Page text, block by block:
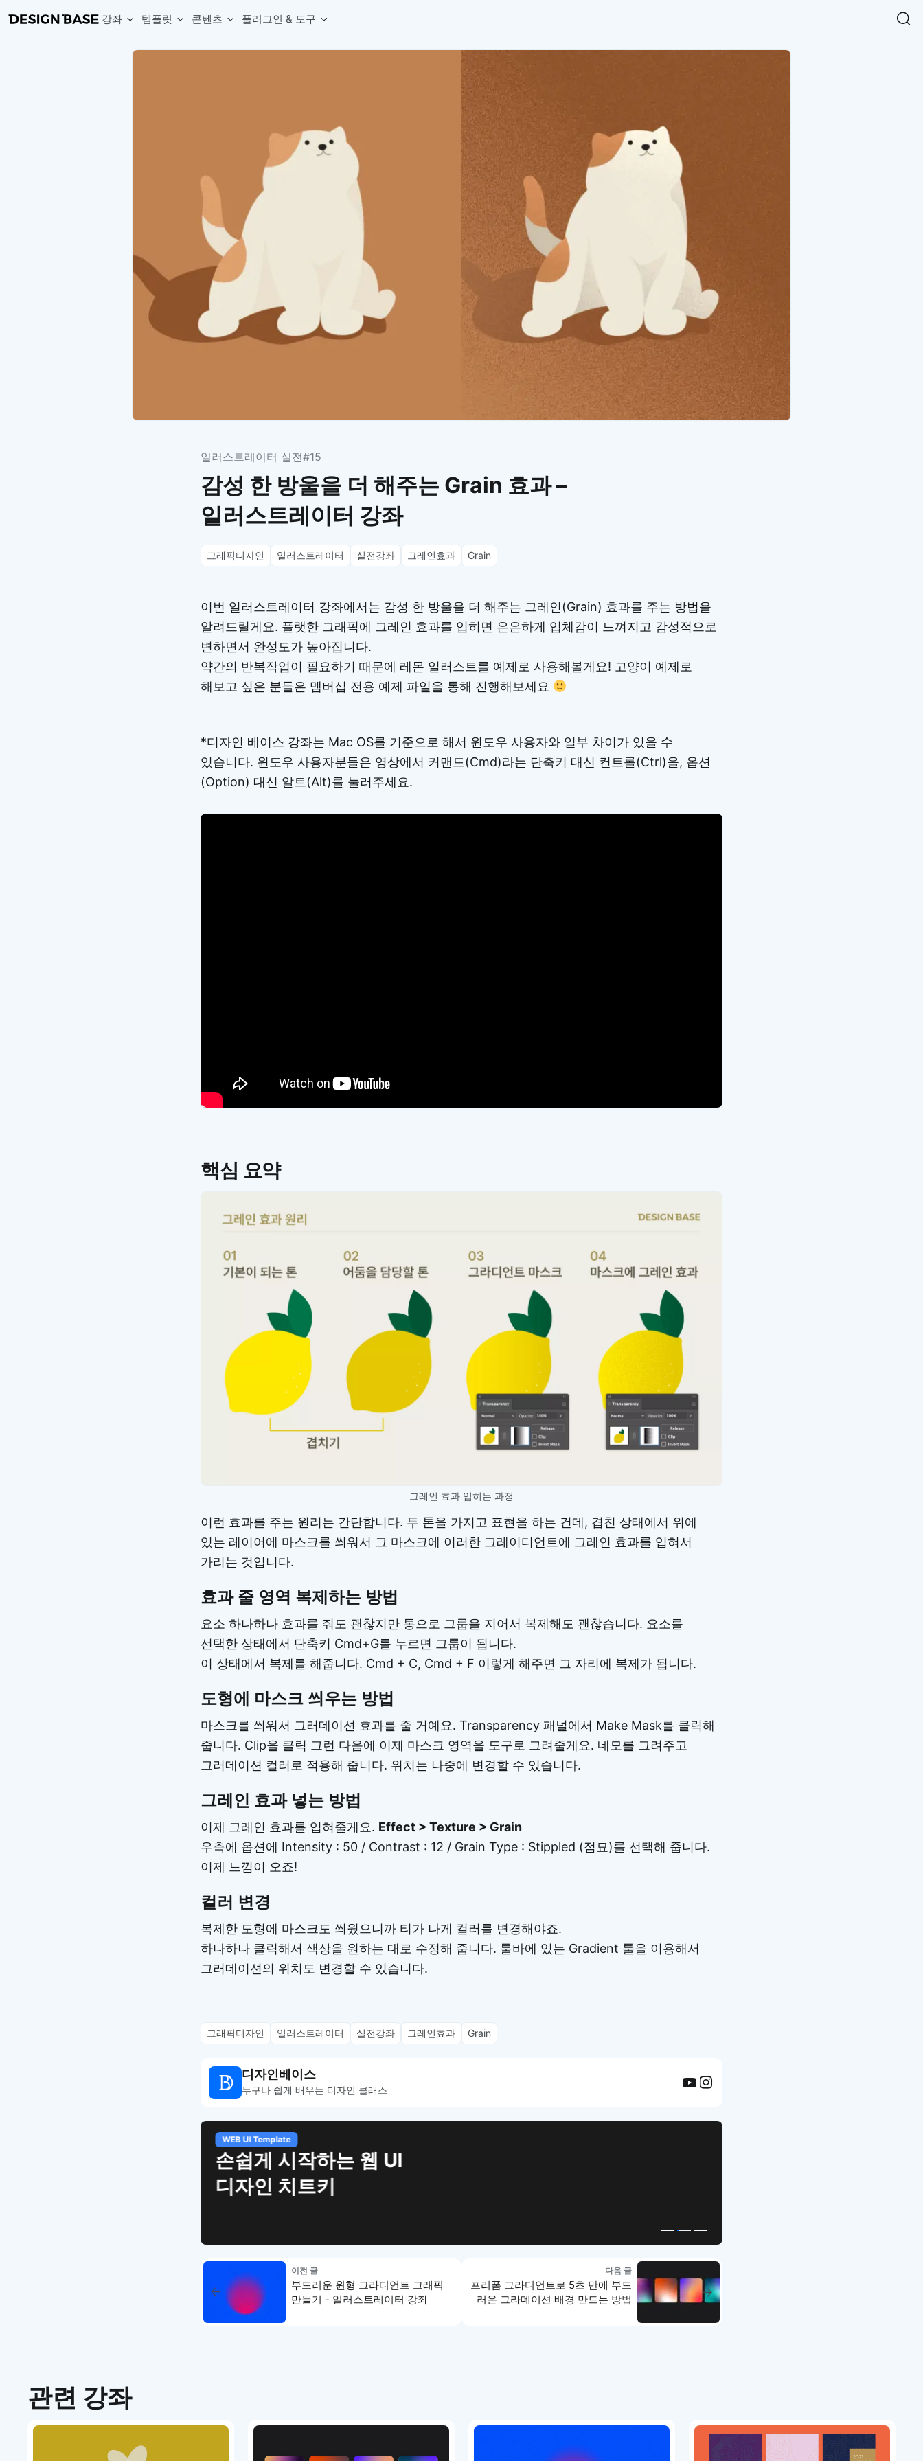
강좌 템플릿
상세페이지 템플릿 세트
상세페이지 템플릿 A타입
상세페이지 템플릿 B타입
상세페이지 템플릿 C타입
NEW
콘텐츠
디자인 작업에 활용할 수 있는 무료 리소스를 찾아보세요.
디자인 용어 사전
헷갈리는 디자인 용어를 쉽고 빠르게 확인해보세요.
디자인 사이즈 가이드
웹, 앱, 배너, 상세페이지 제작에 필요한 사이즈를 확인해보세요.
매거진
디자인 트렌드와 실무 인사이트를 가볍게 읽어보세요.
디자인 툴 단축키 모음
피그마, 포토샵 등 자주 쓰는 단축키를 빠르게 찾아보세요.
플러그인 & 도구
피그마 Variables를 문서화하고 구조를 한눈에 정리해보세요.
프로필, 리뷰, 카드 UI에 사용할 얼굴 더미 이미지를 생성해보세요.
구글시트 데이터를 불러와 테이블 UI를 빠르게 만들어보세요.
디자인 요소의 위치와 간격을 더 정교하게 맞춰보세요.
컴포넌트, 변수, 스타일, 오토레이아웃 등 빠르게 분리해보세요.
반응형 웹 디자인에 필요한 컬럼, 거터, 마진 값을 계산해보세요.
원하는 브랜드의 벡터 로고를 빠르게 찾아 활용해보세요.
자주 쓰는 브랜드 로고 SVG를 한곳에서 확인해보세요.
컬러 배색
디자인에 어울리는 컬러 조합을 빠르게 찾고 적용해보세요.
팔레트 비주얼라이저
컬러 팔레트를 시각적으로 미리 보고 조합감을 확인해보세요.
원하는 색상 조합으로 부드러운 그라데이션을 만들어보세요.
추상 그라디언트 생성기
감각적인 추상 그라디언트 배경을 손쉽게 만들어보세요.
ASCII 아트
이미지를 업로드하고 개성 있는 ASCII 아트 스타일로 변환해보세요.
이모지
이모지를 빠르게 검색해보세요.
디자인베이스 UI 디자인 시스템을 기반으로, 실무에 바로 활용할
수 있는 스타일과 컴포넌트를 제공합니다.
새
창
에
일러스트레이터 실전#15
감성 한 방울을 더 해주는 Grain 효과 –
일러스트레이터 강좌
그래픽디자인 일러스트레이터 실전강좌 그레인효과 Grain
이번 일러스트레이터 강좌에서는 감성 한 방울을 더 해주는 그레인(Grain) 효과를 주는 방법을
알려드릴게요. 플랫한 그래픽에 그레인 효과를 입히면 은은하게 입체감이 느껴지고 감성적으로
변하면서 완성도가 높아집니다.
약간의 반복작업이 필요하기 때문에 레몬 일러스트를 예제로 사용해볼게요! 고양이 예제로
해보고 싶은 분들은 멤버십 전용 예제 파일을 통해 진행해보세요
*디자인 베이스 강좌는 Mac OS를 기준으로 해서 윈도우 사용자와 일부 차이가 있을 수
있습니다. 윈도우 사용자분들은 영상에서 커맨드(Cmd)라는 단축키 대신 컨트롤(Ctrl)을, 옵션
(Option) 대신 알트(Alt)를 눌러주세요.
핵심 요약
그레인 효과 입히는 과정
이런 효과를 주는 원리는 간단합니다. 투 톤을 가지고 표현을 하는 건데, 겹친 상태에서 위에
있는 레이어에 마스크를 씌워서 그 마스크에 이러한 그레이디언트에 그레인 효과를 입혀서
가리는 것입니다.
효과 줄 영역 복제하는 방법
요소 하나하나 효과를 줘도 괜찮지만 통으로 그룹을 지어서 복제해도 괜찮습니다. 요소를
선택한 상태에서 단축키 Cmd+G를 누르면 그룹이 됩니다.
이 상태에서 복제를 해줍니다. Cmd + C, Cmd + F 이렇게 해주면 그 자리에 복제가 됩니다.
도형에 마스크 씌우는 방법
마스크를 씌워서 그러데이션 효과를 줄 거예요. Transparency 패널에서 Make Mask를 클릭해
줍니다. Clip을 클릭 그런 다음에 이제 마스크 영역을 도구로 그려줄게요. 네모를 그려주고
그러데이션 컬러로 적용해 줍니다. 위치는 나중에 변경할 수 있습니다.
그레인 효과 넣는 방법
이제 그레인 효과를 입혀줄게요. Effect > Texture > Grain
우측에 옵션에 Intensity : 50 / Contrast : 12 / Grain Type : Stippled (점묘)를 선택해 줍니다.
이제 느낌이 오죠!
컬러 변경
복제한 도형에 마스크도 씌웠으니까 티가 나게 컬러를 변경해야죠.
하나하나 클릭해서 색상을 원하는 대로 수정해 줍니다. 툴바에 있는 Gradient 툴을 이용해서
그러데이션의 위치도 변경할 수 있습니다.
그래픽디자인 일러스트레이터 실전강좌 그레인효과 Grain
디자인베이스
누구나 쉽게 배우는 디자인 클래스
WEB UI Template
손쉽게 시작하는 웹 UI
디자인 치트키
이전 글
부드러운 원형 그라디언트 그래픽
만들기 - 일러스트레이터 강좌
다음 글
프리폼 그라디언트로 5초 만에 부드
러운 그라데이션 배경 만드는 방법
관련 강좌